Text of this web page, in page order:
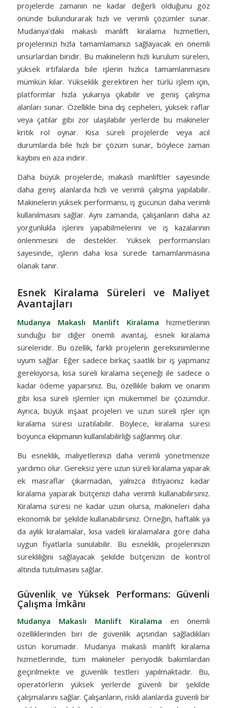
projelerde zamanın ne kadar değerli olduğunu göz
önünde bulundurarak hızlı ve verimli çözümler sunar.
Mudanya’daki makaslı manlift kiralama hizmetleri,
projelerinizi hızla tamamlamanızı sağlayacak en önemli
unsurlardan biridir. Bu makinelerin hızlı kurulum süreleri,
yüksek irtifalarda bile işlerin hızlıca tamamlanmasını
mümkün kılar. Yükseklik gerektiren her türlü işlem için,
platformlar hızla yukarıya çıkabilir ve geniş çalışma
alanları sunar. Özellikle bina dış cepheleri, yüksek raflar
veya çatılar gibi zor ulaşılabilir yerlerde bu makineler
kritik rol oynar. Kısa süreli projelerde veya acil
durumlarda bile hızlı bir çözüm sunar, böylece zaman
kaybını en aza indirir.
Daha büyük projelerde, makaslı manliftler sayesinde
daha geniş alanlarda hızlı ve verimli çalışma yapılabilir.
Makinelerin yüksek performansı, iş gücünün daha verimli
kullanılmasını sağlar. Aynı zamanda, çalışanların daha az
yorgunlukla işlerini yapabilmelerini ve iş kazalarının
önlenmesini de destekler. Yüksek performansları
sayesinde, işlerin daha kısa sürede tamamlanmasına
olanak tanır.
Esnek Kiralama Süreleri ve Maliyet
Avantajları
Mudanya Makaslı Manlift Kiralama hizmetlerinin
sunduğu bir diğer önemli avantaj, esnek kiralama
süreleridir. Bu özellik, farklı projelerin gereksinimlerine
uyum sağlar. Eğer sadece birkaç saatlik bir iş yapmanız
gerekiyorsa, kısa süreli kiralama seçeneği ile sadece o
kadar ödeme yaparsınız. Bu, özellikle bakım ve onarım
gibi kısa süreli işlemler için mükemmel bir çözümdür.
Ayrıca, büyük inşaat projeleri ve uzun süreli işler için
kiralama süresi uzatılabilir. Böylece, kiralama süresi
boyunca ekipmanın kullanılabilirliği sağlanmış olur.
Bu esneklik, maliyetlerinizi daha verimli yönetmenize
yardımcı olur. Gereksiz yere uzun süreli kiralama yaparak
ek masraflar çıkarmadan, yalnızca ihtiyacınız kadar
kiralama yaparak bütçenizi daha verimli kullanabilirsiniz.
Kiralama süresi ne kadar uzun olursa, makineleri daha
ekonomik bir şekilde kullanabilirsiniz. Örneğin, haftalık ya
da aylık kiralamalar, kısa vadeli kiralamalara göre daha
uygun fiyatlarla sunulabilir. Bu esneklik, projelerinizin
sürekliliğini sağlayacak şekilde bütçenizin de kontrol
altında tutulmasını sağlar.
Güvenlik ve Yüksek Performans: Güvenli
Çalışma İmkânı
Mudanya Makaslı Manlift Kiralama en önemli
özelliklerinden biri de güvenlik açısından sağladıkları
üstün korumadır. Mudanya makaslı manlift kiralama
hizmetlerinde, tüm makineler periyodik bakımlardan
geçirilmekte ve güvenlik testleri yapılmaktadır. Bu,
operatörlerin yüksek yerlerde güvenli bir şekilde
çalışmalarını sağlar. Çalışanların, riskli alanlarda güvenli bir